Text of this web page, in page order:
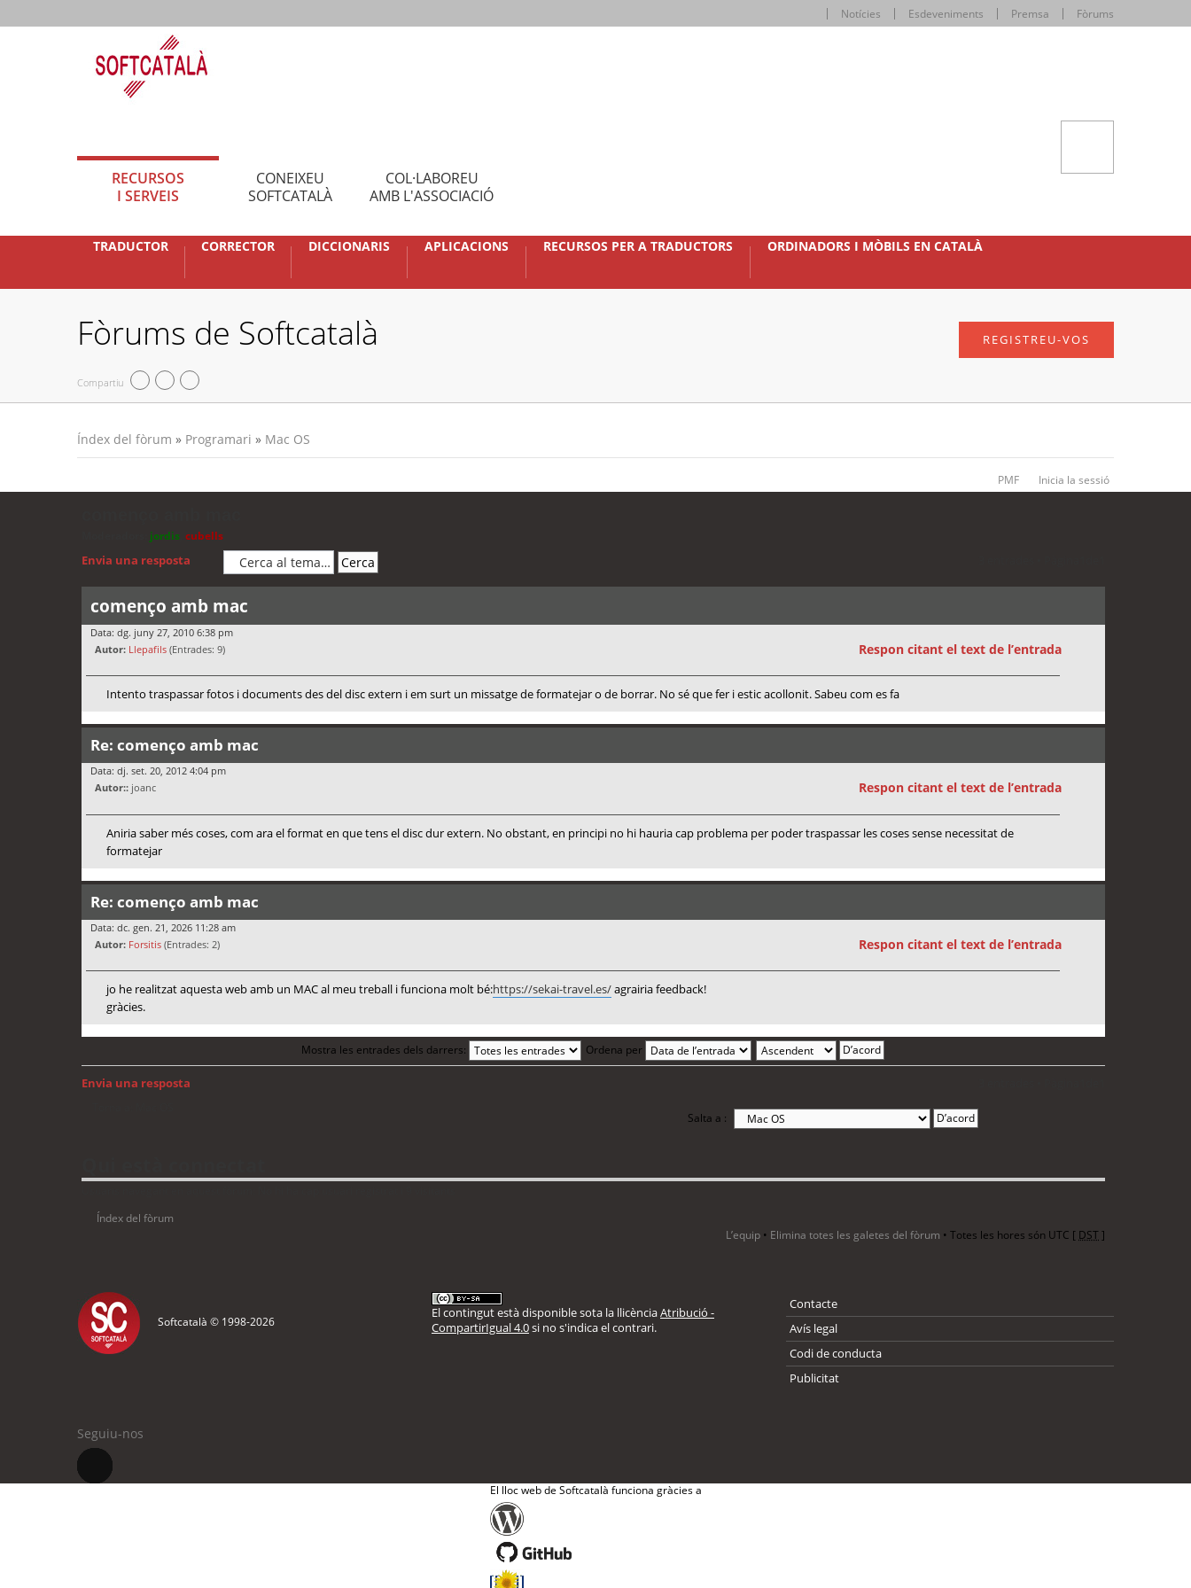
Notícies Esdeveniments Premsa Fòrums
RECURSOS
I SERVEIS
CONEIXEU
SOFTCATALÀ
COL·LABOREU
AMB L'ASSOCIACIÓ
TRADUCTOR CORRECTOR DICCIONARIS APLICACIONS RECURSOS PER A TRADUCTORS ORDINADORS I MÒBILS EN CATALÀ
Fòrums de Softcatalà
Compartiu
REGISTREU-VOS
Índex del fòrum » Programari » Mac OS
PMF Inicia la sessió
jordis cubells
Envia una resposta
començo amb mac
Data: dg. juny 27, 2010 6:38 pm
Autor: Llepafils (Entrades: 9) Respon citant el text de l’entrada
Intento traspassar fotos i documents des del disc extern i em surt un missatge de formatejar o de borrar. No sé que fer i estic acollonit. Sabeu com es fa
Re: començo amb mac
Data: dj. set. 20, 2012 4:04 pm
Autor:: joanc Respon citant el text de l’entrada
Aniria saber més coses, com ara el format en que tens el disc dur extern. No obstant, en principi no hi hauria cap problema per poder traspassar les coses sense necessitat de
formatejar
Re: començo amb mac
Data: dc. gen. 21, 2026 11:28 am
Autor: Forsitis (Entrades: 2) Respon citant el text de l’entrada
jo he realitzat aquesta web amb un MAC al meu treball i funciona molt bé:https://sekai-travel.es/agrairia feedback!
gràcies.
Mostra les entrades dels darrers: Ordena per
Envia una resposta
Salta a :
Índex del fòrum
L’equip • Elimina totes les galetes del fòrum • Totes les hores són UTC [ DST]
Softcatalà © 1998-2026
El contingut està disponible sota la llicènciaAtribució -
CompartirIgual 4.0si no s'indica el contrari.
Contacte
Avís legal
Codi de conducta
Publicitat
Seguiu-nos
El lloc web de Softcatalà funciona gràcies a